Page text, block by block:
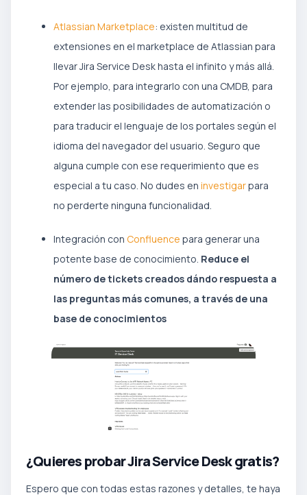
Atlassian Marketplace: existen multitud de
extensiones en el marketplace de Atlassian para
llevar Jira Service Desk hasta el infinito y más allá.
Por ejemplo, para integrarlo con una CMDB, para
extender las posibilidades de automatización o
para traducir el lenguaje de los portales según el
idioma del navegador del usuario. Seguro que
alguna cumple con ese requerimiento que es
especial a tu caso. No dudes en investigarpara
no perderte ninguna funcionalidad.
Integración con Confluence para generar una
potente base de conocimiento. Reduce el
número de tickets creados dándo respuesta a
las preguntas más comunes, a través de una
base de conocimientos
¿Quieres probar Jira Service Desk gratis?
Espero que con todas estas razones y detalles, te haya